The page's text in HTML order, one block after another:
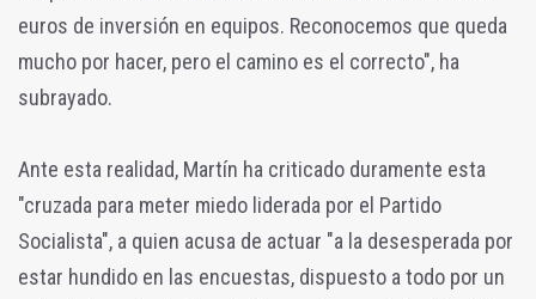
euros de inversión en equipos. Reconocemos que queda
mucho por hacer, pero el camino es el correcto", ha
subrayado.
Ante esta realidad, Martín ha criticado duramente esta
"cruzada para meter miedo liderada por el Partido
Socialista", a quien acusa de actuar "a la desesperada por
estar hundido en las encuestas, dispuesto a todo por un